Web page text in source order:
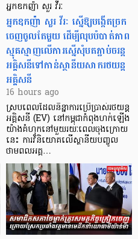
អ្នកឧកញ៉ា សួរ វីរៈ
អ្នកឧកញ៉ា សួរ វីរៈ ស្នើឱ្យបង្កើតច្រក
ចេញចូលតែមួយ ដើម្បីលុបបំបាត់ភាព
ស្មុគស្មាញលើការស្នើសុំបតភ្ជាប់ចរន្ត
អគ្គិសនីទៅកាន់ស្ថានីយសាករថយន្ត
អគ្គិសនី
16 hours ago
ស្របពេលដែលនិន្នាការប្រើប្រាស់រថយន្ត
អគ្គិសនី (EV) នៅកម្ពុជាកំពុងហក់ឡើង
យ៉ាងគំហុកនៅមួយរយៈពេលចុងក្រោយ
នេះ ការវិនិយោគលើស្ថានីយបញ្ចូល
ថាមពលអគ្គ…